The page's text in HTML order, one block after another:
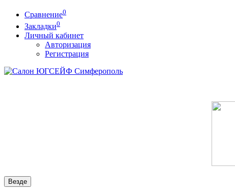
Сравнение0
Закладки0
Личный кабинет
Авторизация
Регистрация
Везде